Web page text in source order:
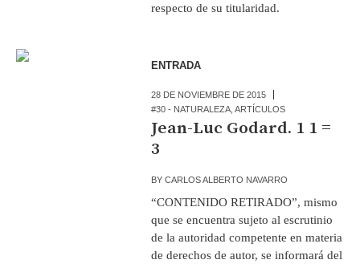
respecto de su titularidad.
ENTRADA
28 DE NOVIEMBRE DE 2015
#30 - NATURALEZA ,ARTÍCULOS
Jean-Luc Godard. 1 1 =
3
BYCARLOS ALBERTO NAVARRO
“CONTENIDO RETIRADO”, mismo
que se encuentra sujeto al escrutinio
de la autoridad competente en materia
de derechos de autor, se informará del